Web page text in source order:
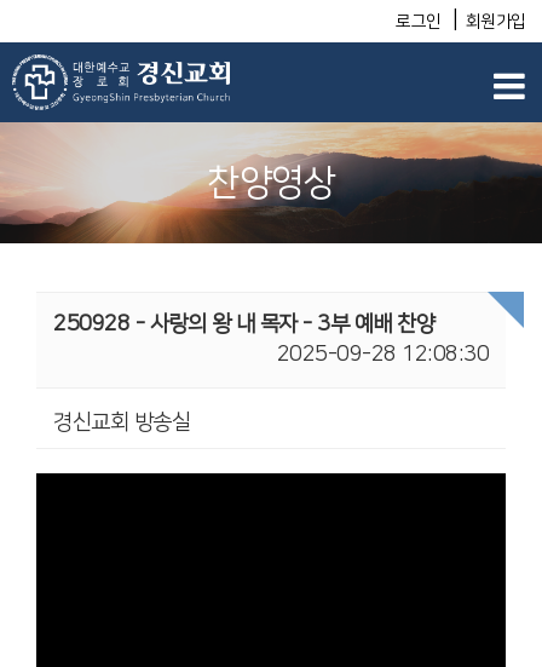
로그인 회원가입
찬양영상
250928 - 사랑의 왕 내 목자 - 3부 예배 찬양
2025-09-28 12:08:30
경신교회 방송실